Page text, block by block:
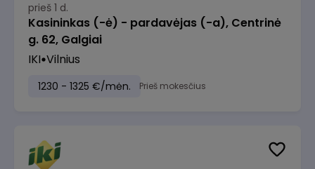
prieš 1 d.
Kasininkas (-ė) - pardavėjas (-a), Centrinė
g. 62, Galgiai
IKI Vilnius
1230 - 1325 €/mėn. Prieš mokesčius